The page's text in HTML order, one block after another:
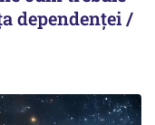
dependenței /